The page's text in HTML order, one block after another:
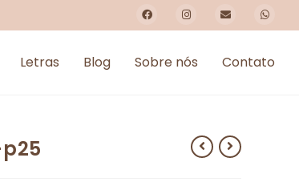
Letras Blog Sobre nós Contato